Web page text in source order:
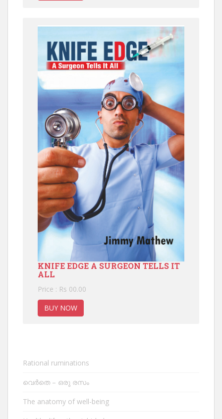
KNIFE EDGE A SURGEON TELLS IT
ALL
Price : Rs 00.00
BUY NOW
Rational ruminations
വെർതെ – ഒരു രസം
The anatomy of well-being